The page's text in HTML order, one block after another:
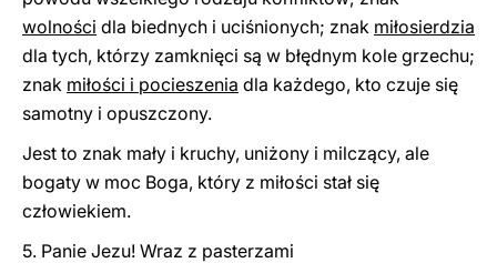
wolności dla biednych i uciśnionych; znak miłosierdzia
dla tych, którzy zamknięci są w błędnym kole grzechu;
znak miłości i pocieszenia dla każdego, kto czuje się
samotny i opuszczony.
Jest to znak mały i kruchy, uniżony i milczący, ale
bogaty w moc Boga, który z miłości stał się
człowiekiem.
5. Panie Jezu! Wraz z pasterzami